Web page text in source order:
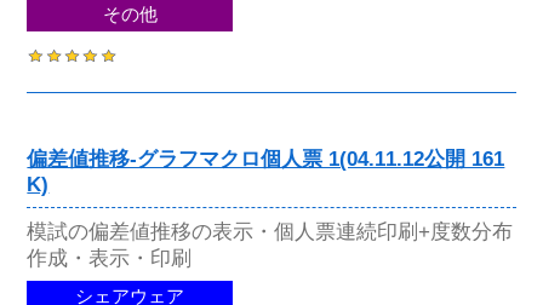
その他
偏差値推移-グラフマクロ個人票 1(04.11.12公開 161
K)
模試の偏差値推移の表示・個人票連続印刷+度数分布
作成・表示・印刷
シェアウェア